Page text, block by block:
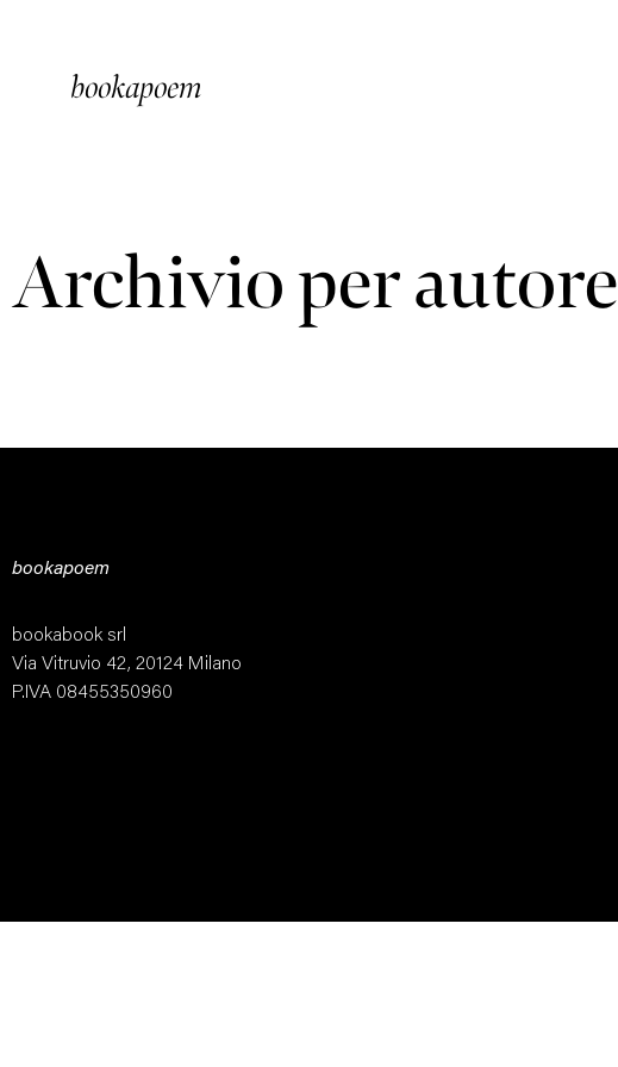
bookapoem
Archivio per autore
bookapoem
bookabook srl
Via Vitruvio 42, 20124 Milano
P.IVA 08455350960